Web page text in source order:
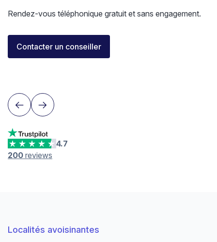
Rendez-vous téléphonique gratuit et sans engagement.
Contacter un conseiller
Florent Buser
Area Sales Director Romandie
4.7
200 reviews
Localités avoisinantes